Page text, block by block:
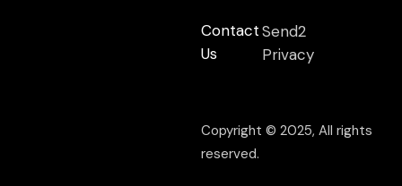
Contact
Us
Send2
Privacy
Copyright © 2025, All rights
reserved.